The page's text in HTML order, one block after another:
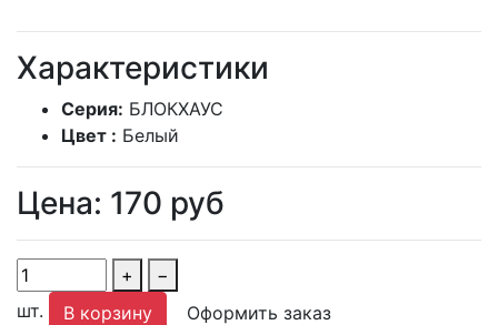
Характеристики
Серия: БЛОКХАУС
Цвет : Белый
Цена: 170 руб
+
−
шт.
В корзину Оформить заказ